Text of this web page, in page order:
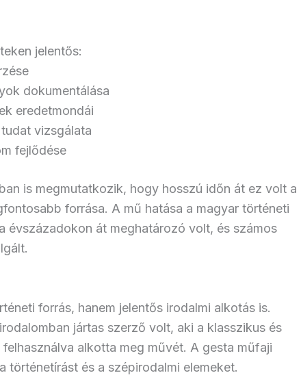
jelentős:
dokumentálása
eredetmondái
vizsgálata
fejlődése
is megmutatkozik, hogy hosszú időn át ez volt a
forrása. A mű hatása a magyar történeti
évszázadokon át meghatározó volt, és számos
forrás, hanem jelentős irodalmi alkotás is.
jártas szerző volt, aki a klasszikus és
alkotta meg művét. A gesta műfaji
történetírást és a szépirodalmi elemeket.